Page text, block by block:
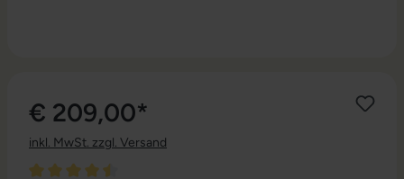
€ 209,00*
inkl. MwSt. zzgl. Versand